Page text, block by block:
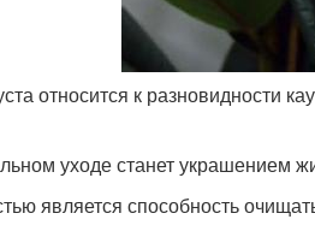
относится к разновидности
уходе станет украшением
является способность